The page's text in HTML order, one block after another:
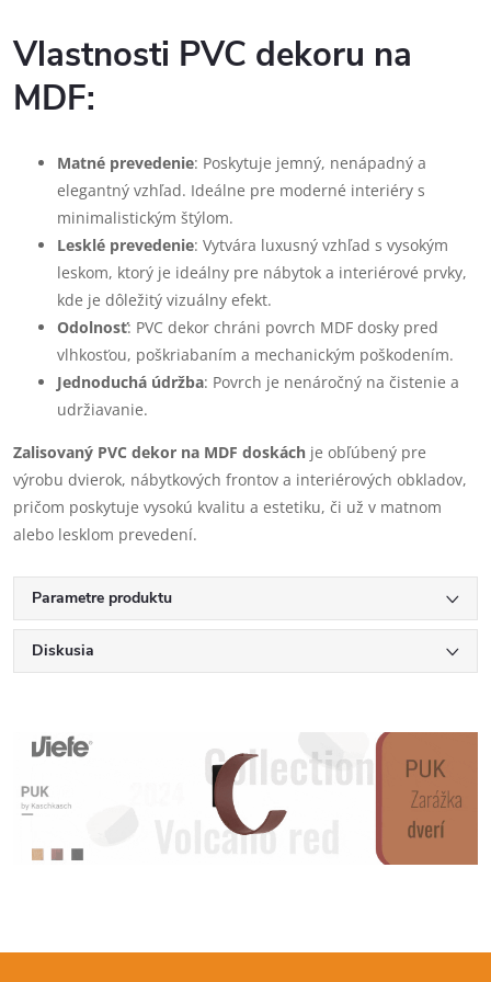
Vlastnosti PVC dekoru na
MDF:
Matné prevedenie: Poskytuje jemný, nenápadný a
elegantný vzhľad. Ideálne pre moderné interiéry s
minimalistickým štýlom.
Lesklé prevedenie: Vytvára luxusný vzhľad s vysokým
leskom, ktorý je ideálny pre nábytok a interiérové prvky,
kde je dôležitý vizuálny efekt.
Odolnosť: PVC dekor chráni povrch MDF dosky pred
vlhkosťou, poškriabaním a mechanickým poškodením.
Jednoduchá údržba: Povrch je nenáročný na čistenie a
udržiavanie.
Zalisovaný PVC dekor na MDF doskách je obľúbený pre
výrobu dvierok, nábytkových frontov a interiérových obkladov,
pričom poskytuje vysokú kvalitu a estetiku, či už v matnom
alebo lesklom prevedení.
Parametre produktu
Diskusia